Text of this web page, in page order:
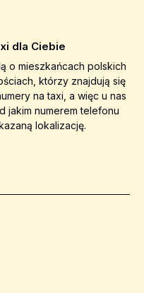
dla Ciebie
o mieszkańcach polskich
którzy znajdują się
na taxi, a więc u nas
jakim numerem telefonu
lokalizację.